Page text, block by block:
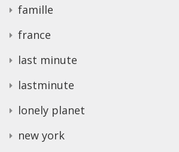
famille
france
last minute
lastminute
lonely planet
new york